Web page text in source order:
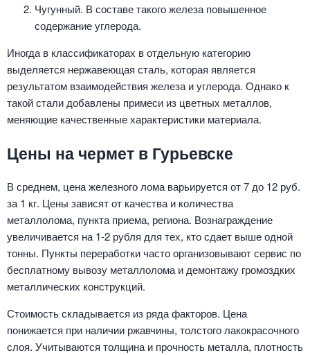
Чугунный. В составе такого железа повышенное
содержание углерода.
Иногда в классификаторах в отдельную категорию
выделяется нержавеющая сталь, которая является
результатом взаимодействия железа и углерода. Однако к
такой стали добавлены примеси из цветных металлов,
меняющие качественные характеристики материала.
Цены на чермет в Гурьевске
В среднем, цена железного лома варьируется от 7 до 12 руб.
за 1 кг. Цены зависят от качества и количества
металлолома, пункта приема, региона. Вознаграждение
увеличивается на 1-2 рубля для тех, кто сдает выше одной
тонны. Пункты переработки часто организовывают сервис по
бесплатному вывозу металлолома и демонтажу громоздких
металлических конструкций.
Стоимость складывается из ряда факторов. Цена
понижается при наличии ржавчины, толстого лакокрасочного
слоя. Учитываются толщина и прочность металла, плотность